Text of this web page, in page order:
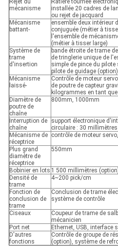
Rejet du
mécanisme
Ratière tournée
installée 20 cadres de
ou rejet de jacquard
Mécanisme
battant-
ensemble deux intérieur
conjuguée (métier à
l'ensemble de
(métier à tisser large)
Système de
trame
d'insertion
bande étroite de trame
de tringlerie unique de
simple de pince du
pilote de guidage (option)
Mécanisme
laissé-
Contrôle de moteur
de poutre de capteur
kilogrammes en tant
Diamètre de
poutre de
chaîne
800mm, 1000mm
Interruption de
chaîne
support électronique
circulaire : 30 millimètres
Mécanisme de
réceptrice
contrôle de moteur
Plus grand
diamètre de
réceptrice
550mm
Bobinier en lots 1 500 millimètres
Densité de
trame
4~200 pick/cm
Fonction de
conclusion de
trame
Conclusion de trame
système de contrôle
Ciseaux
Coupeur de trame de
mécanicien
Port net
Ethernet, USB, interface
D'autres
fonctions
Contrôle de groupe de
(option), système de